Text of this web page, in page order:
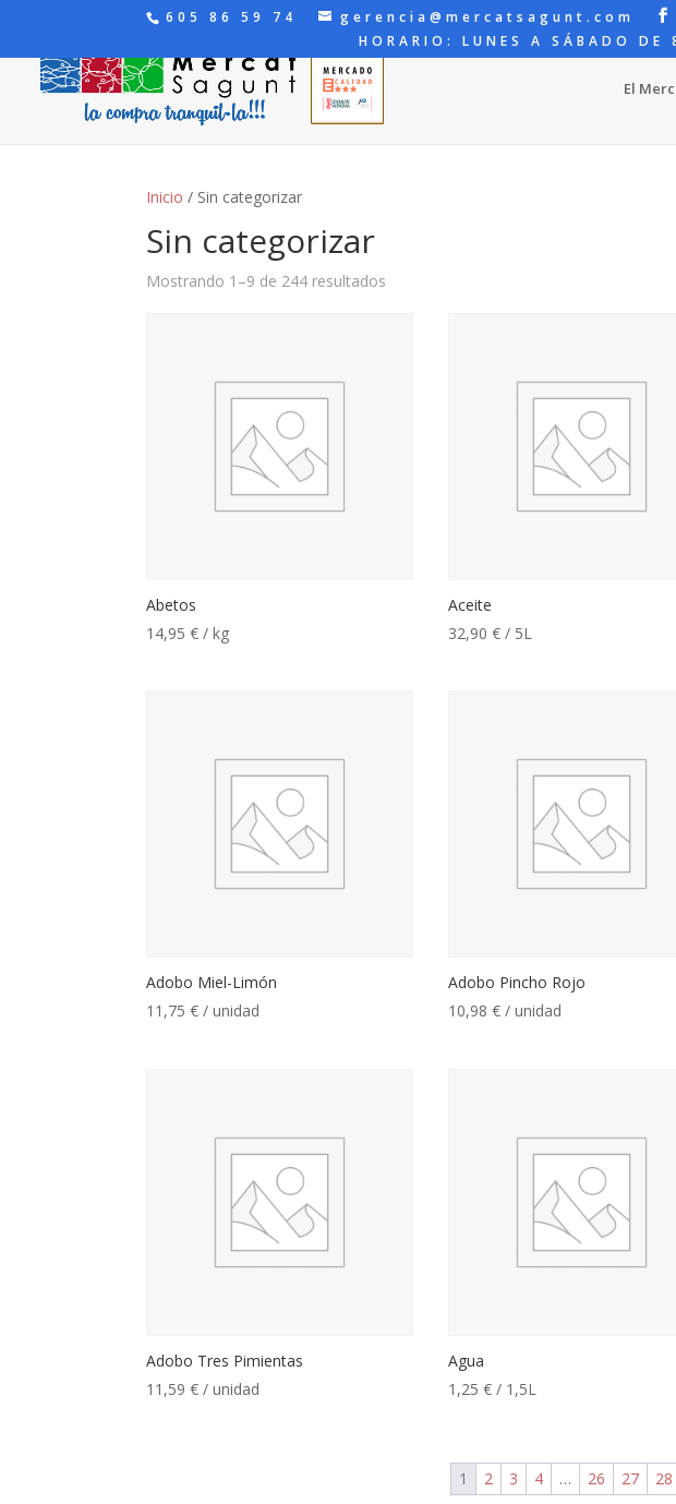
605 86 59 74
gerencia@mercatsagunt.com
HORARIO: LUNES A SÁBADO
El
Inicio / Sin categorizar
Sin categorizar
Mostrando 1–9 de 244 resultados
Abetos
14,95€ / kg
Aceite
32,90€ / 5L
Adobo Miel-Limón
11,75€ / unidad
Adobo Pincho Rojo
10,98€ / unidad
Adobo Tres Pimientas
11,59€ / unidad
Agua
1,25€ / 1,5L
1 2 3 4 … 26 27 28